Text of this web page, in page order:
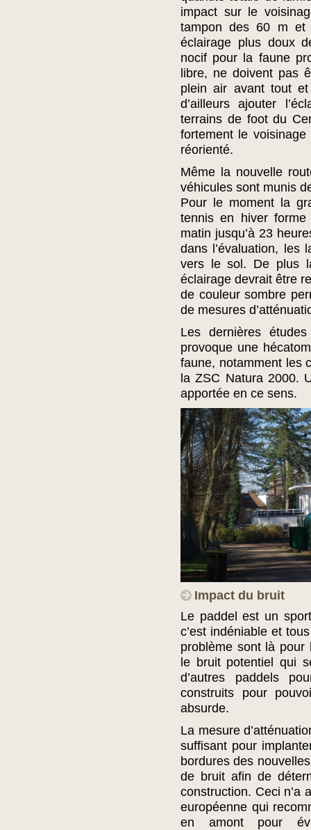
impact sur le
tampon des 60 m et
éclairage plus doux
nocif pour la faune
libre, ne doivent pas
plein air avant tout
d’ailleurs ajouter
terrains de foot du
fortement le
réorienté.
Même la nouvelle
véhicules sont munis
Pour le moment la
tennis en hiver
matin jusqu’à 23
dans l’évaluation, les
vers le sol. De plus
éclairage devrait être
de couleur sombre
de mesures
Les dernières
provoque une
faune, notamment les
la ZSC Natura 2000.
apportée en ce sens.
Impact du bruit
Le paddel est un
c’est indéniable et
problème sont là pour
le bruit potentiel qui
d’autres paddels
construits pour
absurde.
La mesure
suffisant pour
bordures des
de bruit afin de
construction. Ceci n’a
européenne qui
en amont pour